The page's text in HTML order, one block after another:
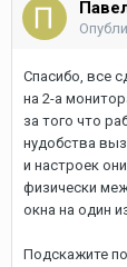
Спасибо, все
на 2-а
за того что
нудобства
и настроек
физически
окна на один
Подскажите